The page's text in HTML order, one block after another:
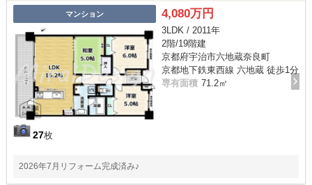
マンション
27枚
4,080万円
3LDK / 2011年
2階/19階建
京都府宇治市六地蔵奈良町
京都地下鉄東西線 六地蔵 徒歩1分
専有面積 71.2㎡
2026年7月リフォーム完成済み♪